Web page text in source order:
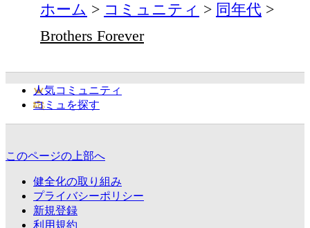
ホーム コミュニティ
同年代
Brothers Forever
人気コミュニティ
コミュを探す
このページの上部へ
健全化の取り組み
プライバシーポリシー
新規登録
利用規約